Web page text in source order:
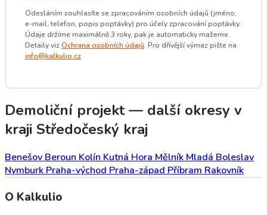
Odesláním souhlasíte se zpracováním osobních údajů (jméno,
e-mail, telefon, popis poptávky) pro účely zpracování poptávky.
Údaje držíme maximálně 3 roky, pak je automaticky mažeme.
Detaily vizOchrana osobních údajů. Pro dřívější výmaz pište na
info@kalkulio.cz .
Demoliční projekt — další okresy v
kraji Středočeský kraj
Benešov Beroun Kolín Kutná Hora Mělník Mladá Boleslav
Nymburk Praha-východ Praha-západ Příbram Rakovník
O Kalkulio